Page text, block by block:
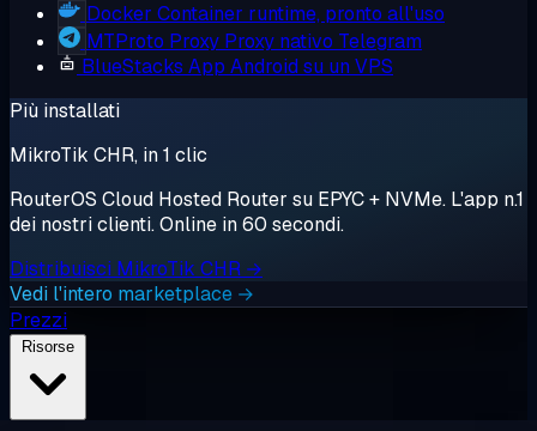
Docker Container runtime, pronto all'uso
MTProto Proxy Proxy nativo Telegram
BlueStacks App Android su un VPS
Più installati
MikroTik CHR, in 1 clic
RouterOS Cloud Hosted Router su EPYC + NVMe. L'app n.1
dei nostri clienti. Online in 60 secondi.
Distribuisci MikroTik CHR →
Vedi l'intero marketplace →
Prezzi